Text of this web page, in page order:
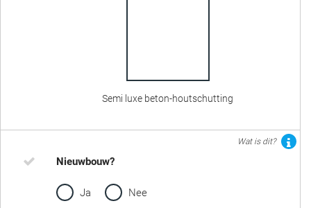
Semi luxe beton-houtschutting
Wat is dit?
Nieuwbouw?
Ja Nee